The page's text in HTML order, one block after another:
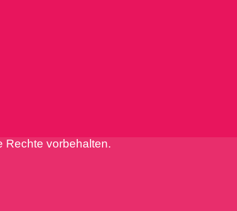
Rechte vorbehalten.